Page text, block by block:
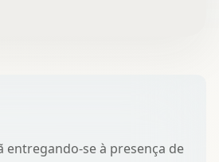
entregando-se à presença de